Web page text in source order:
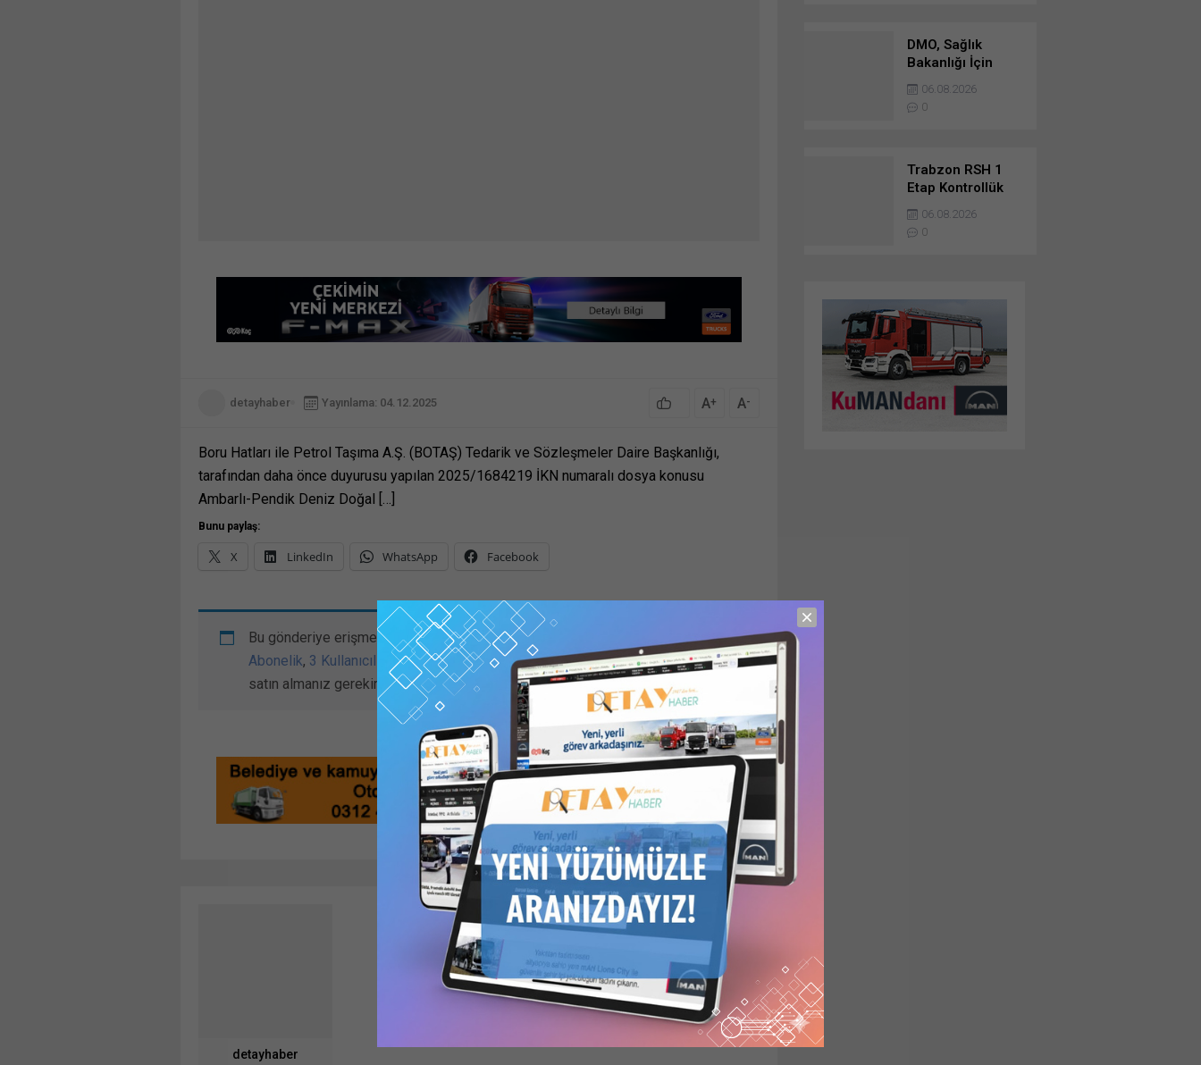
detayhaber Yayınlama: 04.12.2025 A+ A-
Boru Hatları ile Petrol Taşıma A.Ş. (BOTAŞ) Tedarik ve Sözleşmeler Daire Başkanlığı,
tarafından daha önce duyurusu yapılan 2025/1684219 İKN numaralı dosya konusu
Ambarlı-Pendik Deniz Doğal […]
Bunu paylaş:
X LinkedIn WhatsApp Facebook
Bu gönderiye erişmek için1 Kullanıcılı // 6 Aylık Abonelik
1 Kullanıcılı // Yıllık
Abonelik, 3 Kullanıcılı // Yıllık Abonelik veya6 Kullanıcılı // Yıllık Abonelik
satın almanız gerekir.
detayhaber
DMO, Sağlık
Bakanlığı İçin
Tedarik Edeceği
459 Adet Yeni
Ambulans İçin
06.08.2026
0
Trabzon RSH 1
Etap Kontrollük
Ve Danışmanlık
Hizmetleri
Danışmanlık
06.08.2026
0